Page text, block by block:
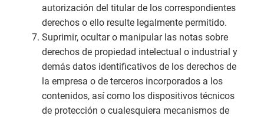
autorización del titular de los correspondientes
derechos o ello resulte legalmente permitido.
Suprimir, ocultar o manipular las notas sobre
derechos de propiedad intelectual o industrial y
demás datos identificativos de los derechos de
la empresa o de terceros incorporados a los
contenidos, así como los dispositivos técnicos
de protección o cualesquiera mecanismos de